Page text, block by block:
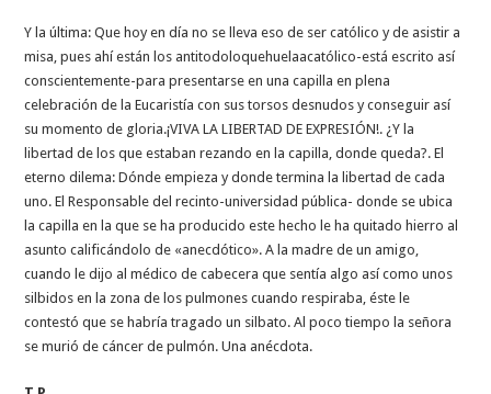
Y la última: Que hoy en día no se lleva eso de ser católico y de asistir a
misa, pues ahí están los antitodoloquehuelaacatólico-está escrito así
conscientemente-para presentarse en una capilla en plena
celebración de la Eucaristía con sus torsos desnudos y conseguir así
su momento de gloria.¡VIVA LA LIBERTAD DE EXPRESIÓN!. ¿Y la
libertad de los que estaban rezando en la capilla, donde queda?. El
eterno dilema: Dónde empieza y donde termina la libertad de cada
uno. El Responsable del recinto-universidad pública- donde se ubica
la capilla en la que se ha producido este hecho le ha quitado hierro al
asunto calificándolo de «anecdótico». A la madre de un amigo,
cuando le dijo al médico de cabecera que sentía algo así como unos
silbidos en la zona de los pulmones cuando respiraba, éste le
contestó que se habría tragado un silbato. Al poco tiempo la señora
se murió de cáncer de pulmón. Una anécdota.